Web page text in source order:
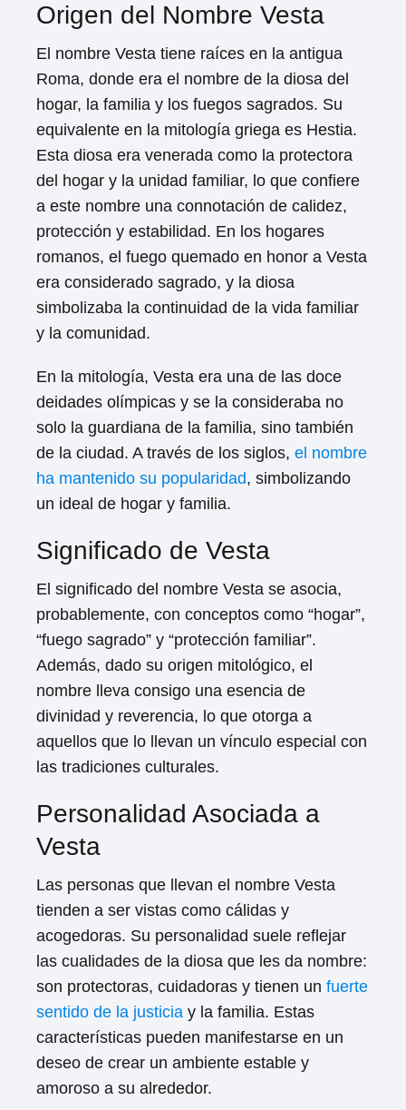
Origen del Nombre Vesta
El nombre Vesta tiene raíces en la antigua
Roma, donde era el nombre de la diosa del
hogar, la familia y los fuegos sagrados. Su
equivalente en la mitología griega es Hestia.
Esta diosa era venerada como la protectora
del hogar y la unidad familiar, lo que confiere
a este nombre una connotación de calidez,
protección y estabilidad. En los hogares
romanos, el fuego quemado en honor a Vesta
era considerado sagrado, y la diosa
simbolizaba la continuidad de la vida familiar
y la comunidad.
En la mitología, Vesta era una de las doce
deidades olímpicas y se la consideraba no
solo la guardiana de la familia, sino también
de la ciudad. A través de los siglos, el nombre
ha mantenido su popularidad, simbolizando
un ideal de hogar y familia.
Significado de Vesta
El significado del nombre Vesta se asocia,
probablemente, con conceptos como “hogar”,
“fuego sagrado” y “protección familiar”.
Además, dado su origen mitológico, el
nombre lleva consigo una esencia de
divinidad y reverencia, lo que otorga a
aquellos que lo llevan un vínculo especial con
las tradiciones culturales.
Personalidad Asociada a
Vesta
Las personas que llevan el nombre Vesta
tienden a ser vistas como cálidas y
acogedoras. Su personalidad suele reflejar
las cualidades de la diosa que les da nombre:
son protectoras, cuidadoras y tienen un fuerte
sentido de la justicia y la familia. Estas
características pueden manifestarse en un
deseo de crear un ambiente estable y
amoroso a su alrededor.